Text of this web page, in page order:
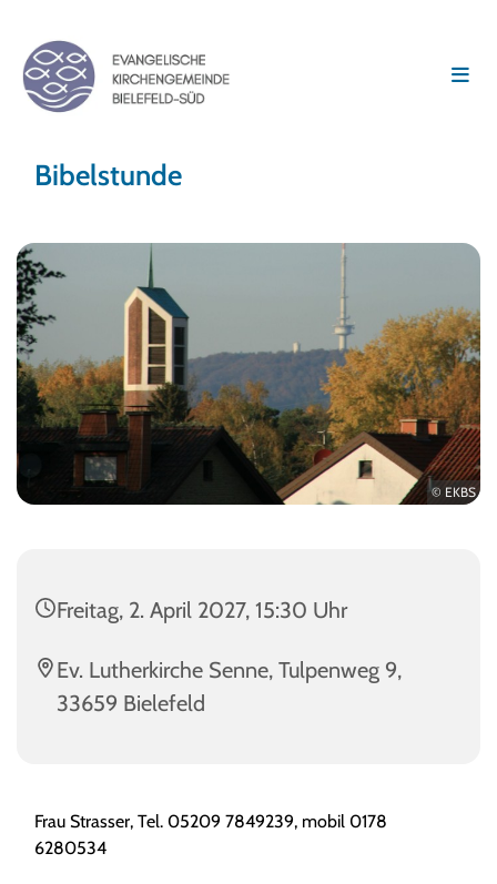
Bibelstunde
© EKBS
Freitag, 2. April 2027, 15:30 Uhr
Ev. Lutherkirche Senne, Tulpenweg 9,
33659 Bielefeld
Frau Strasser, Tel. 05209 7849239, mobil 0178
6280534